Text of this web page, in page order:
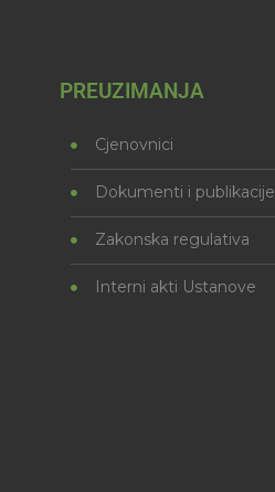
PREUZIMANJA
Cjenovnici
Dokumenti i publikacije
Zakonska regulativa
Interni akti Ustanove